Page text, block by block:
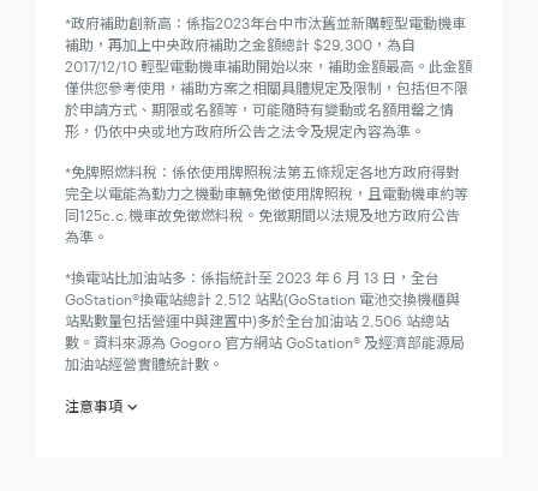
*政府補助創新高：係指2023年台中市汰舊並新購輕型電動機車
補助，再加上中央政府補助之金額總計 $29,300，為自
2017/12/10 輕型電動機車補助開始以來，補助金額最高。此金額
僅供您參考使用，補助方案之相關具體規定及限制，包括但不限
於申請方式、期限或名額等，可能隨時有變動或名額用罄之情
形，仍依中央或地方政府所公告之法令及規定內容為準。
*免牌照燃料稅：係依使用牌照稅法第五條规定各地方政府得對
完全以電能為勤力之機動車輛免徵使用牌照稅，且電動機車約等
同125c.c.機車故免徵燃料稅。免徵期間以法規及地方政府公告
為準。
*換電站比加油站多：係指統計至 2023 年 6 月 13 日，全台
GoStation®換電站總計 2,512 站點(GoStation 電池交換機櫃與
站點數量包括營運中與建置中)多於全台加油站 2,506 站總站
數。資料來源為 Gogoro 官方網站 GoStation® 及經濟部能源局
加油站經營實體統計數。
注意事項